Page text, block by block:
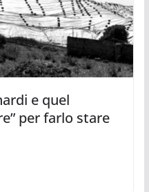
e quel
per farlo stare